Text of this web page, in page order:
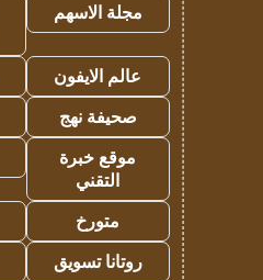
مجلة الاسهم
عالم الايفون
صحيفة نهج
موقع خبرة
التقني
متورخ
روتانا تسويق